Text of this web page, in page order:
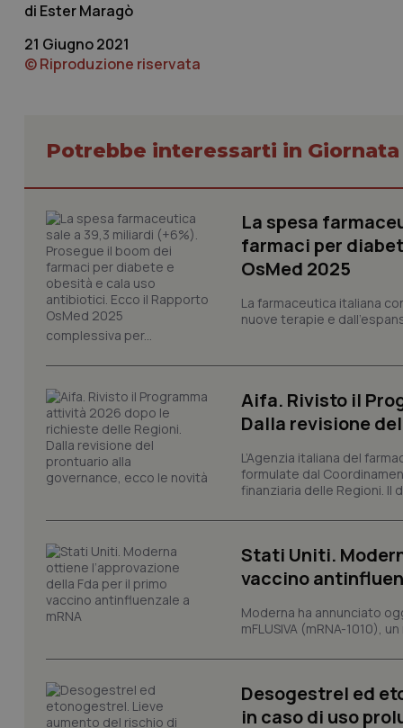
Ester Maragò
21 Giugno 2021
© Riproduzione riservata
Potrebbe interessarti in
La spesa
farmaci per
OsMed 2025
La farmaceutica italiana
nuove terapie e
complessiva per...
Aifa. Rivisto il
Dalla revisione
L’Agenzia italiana del
formulate dal
finanziaria delle Regioni. Il
Stati Uniti.
vaccino
Moderna ha annunciato
mFLUSIVA (mRNA-1010),
Desogestrel ed
in caso di uso
_ga_KM60CM4NPH
Nome
VISITOR_INFO1_LIVE
YSC
__Secure-
ROLLOUT_TOKEN
ironfish-tracking-
named-enable